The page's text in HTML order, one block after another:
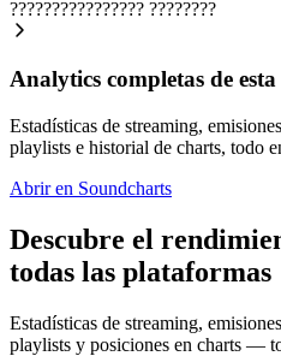
???????????????? ????????
Analytics completas de
Estadísticas de streaming,
playlists e historial de charts, todo
Abrir en Soundcharts
Descubre el
todas las plataformas
Estadísticas de streaming,
playlists y posiciones en charts —